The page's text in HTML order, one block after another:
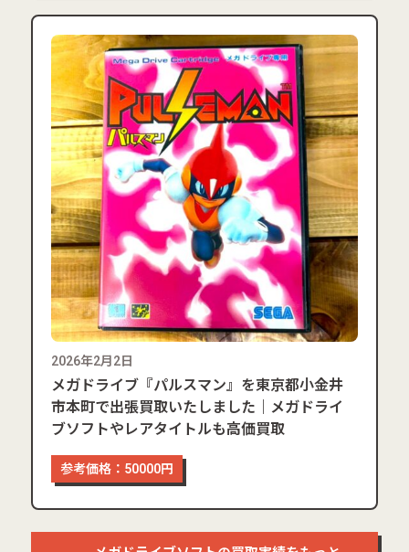
2026年2月2日
メガドライブ『パルスマン』を東京都小金井
市本町で出張買取いたしました｜メガドライ
ブソフトやレアタイトルも高価買取
参考価格：50000円